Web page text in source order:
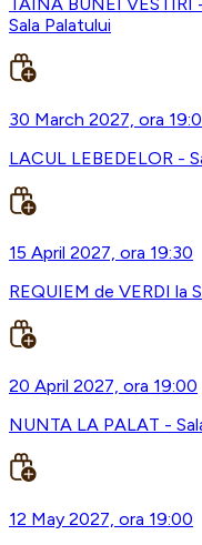
Sala Palatului
30 March 2027, ora
LACUL LEBEDELOR -
15 April 2027, ora 19:30
REQUIEM de VERDI la
20 April 2027, ora 19:00
NUNTA LA PALAT -
12 May 2027, ora 19:00